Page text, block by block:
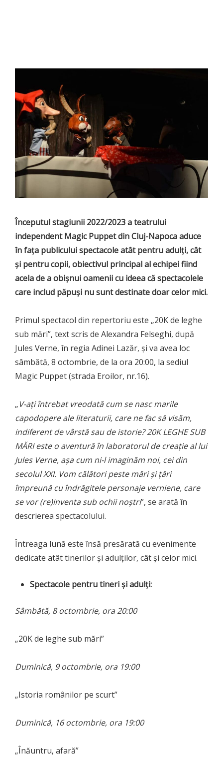
Începutul stagiunii 2022/2023 a teatrului
independent Magic Puppet din Cluj-Napoca aduce
în fața publicului spectacole atât pentru adulți, cât
și pentru copii, obiectivul principal al echipei fiind
acela de a obișnui oamenii cu ideea că spectacolele
care includ păpuși nu sunt destinate doar celor mici.
Primul spectacol din repertoriu este „20K de leghe
sub mări”, text scris de Alexandra Felseghi, după
Jules Verne, în regia Adinei Lazăr, și va avea loc
sâmbătă, 8 octombrie, de la ora 20:00, la sediul
Magic Puppet (strada Eroilor, nr.16).
„V-ați întrebat vreodată cum se nasc marile
capodopere ale literaturii, care ne fac să visăm,
indiferent de vârstă sau de istorie? 20K LEGHE SUB
MĂRI este o aventură în laboratorul de creație al lui
Jules Verne, așa cum ni-l imaginăm noi, cei din
secolul XXI. Vom călători peste mări și țări
împreună cu îndrăgitele personaje verniene, care
se vor (re)inventa sub ochii noștri”, se arată în
descrierea spectacolului.
Întreaga lună este însă presărată cu evenimente
dedicate atât tinerilor și adulților, cât și celor mici.
Spectacole pentru tineri și adulți:
Sâmbătă, 8 octombrie, ora 20:00
„20K de leghe sub mări”
Duminică, 9 octombrie, ora 19:00
„Istoria românilor pe scurt”
Duminică, 16 octombrie, ora 19:00
„Înăuntru, afară”